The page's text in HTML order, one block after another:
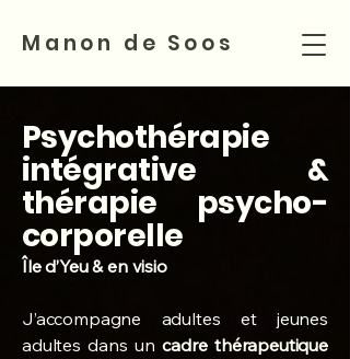
Manon de Soos
Psychothérapie
intégrative &
thérapie psycho-
corporelle
Île d’Yeu & en visio
J’accompagne adultes et jeunes
adultes dans uncadre thérapeutique